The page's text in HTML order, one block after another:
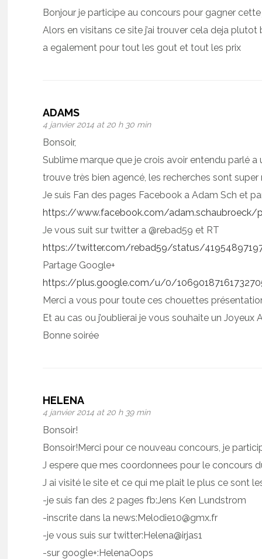
Bonjour je participe au concours pour gagner
Alors en visitans ce site j’ai trouver cela deja
a egalement pour tout les gout et tout les prix
ADAMS
4 janvier 2014 at 20 h 30 min
Bonsoir,
Sublime marque que je crois avoir entendu parlé
trouve très bien agencé, les recherches sont super
Je suis Fan des pages Facebook a Adam Sch et
https://www.facebook.com/adam.schaubroeck/
Je vous suit sur twitter a @rebad59 et RT
https://twitter.com/rebad59/status/
Partage Google+
https://plus.google.com/u/0/
Merci a vous pour toute ces chouettes
Et au cas ou j’oublierai je vous souhaite un Joyeux
Bonne soirée
HELENA
4 janvier 2014 at 20 h 39 min
Bonsoir!
Bonsoir!Merci pour ce nouveau concours, je
J espere que mes coordonnees pour le concours
J ai visité le site et ce qui me plait le plus ce sont
-je suis fan des 2 pages fb:Jens Ken Lundstrom
-inscrite dans la news:Melodie10@gmx.fr
-je vous suis sur twitter:Helena@irjas1
-sur google+:HelenaOops